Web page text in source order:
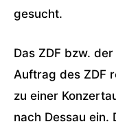
gesucht.
Das ZDF bzw.
Auftrag des ZDF
zu einer
nach Dessau ein.